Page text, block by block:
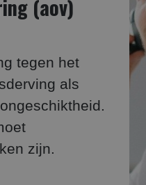
(aov)
tegen het
als
zijn.